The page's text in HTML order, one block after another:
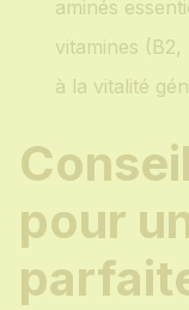
aminés
vitamines
à la vitalité
pour